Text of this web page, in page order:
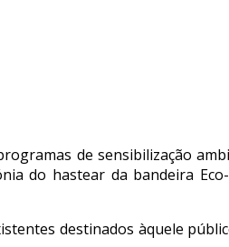
de sensibilização
do hastear da bandeira
destinados àquele